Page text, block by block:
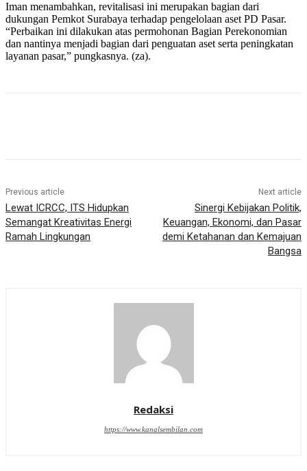
Iman menambahkan, revitalisasi ini merupakan bagian dari
dukungan Pemkot Surabaya terhadap pengelolaan aset PD Pasar.
“Perbaikan ini dilakukan atas permohonan Bagian Perekonomian
dan nantinya menjadi bagian dari penguatan aset serta peningkatan
layanan pasar,” pungkasnya. (za).
Previous article
Lewat ICRCC, ITS Hidupkan
Semangat Kreativitas Energi
Ramah Lingkungan
Next article
Sinergi Kebijakan Politik,
Keuangan, Ekonomi, dan Pasar
demi Ketahanan dan Kemajuan
Bangsa
Redaksi
https://www.kanalsembilan.com